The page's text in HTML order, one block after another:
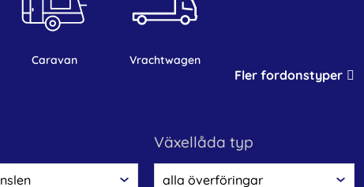
caravan vrachtwagen
Fler fordonstyper
växellåda typ